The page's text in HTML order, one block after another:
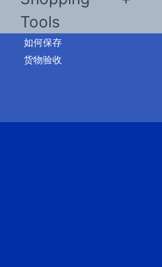
Tools
如何保存
货物验收